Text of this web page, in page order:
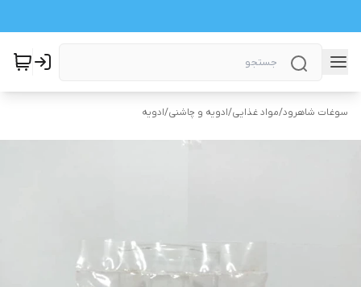
سوغات شاهرود/مواد غذایی/ادویه و چاشنی/ادویه